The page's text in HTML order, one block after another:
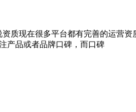
质现在很多平台都有完善的运营
产品或者品牌口碑，而口碑